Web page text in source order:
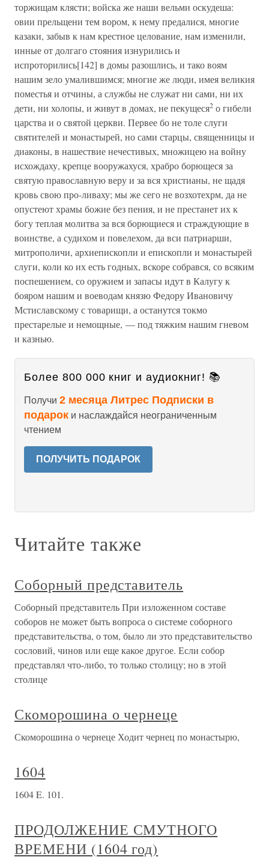
торжищам клясти; войска же наши вельми оскудеша:
овии прельщени тем вором, к нему предалися, многие
казаки, забыв к нам крестное целование, нам изменили,
инные от долгаго стояния изнурились и
испроторились[142] в домы разошлись, и тако воям
нашим зело умалившимся; многие же люди, имея великия
поместья и отчины, а службы не служат ни сами, ни их
дети, ни холопы, и живут в домах, не пекущеся2 о гибели
царства и о святой церкви. Первее бо не толе слуги
святителей и монастырей, но сами старцы, священницы и
диаконы, в нашествие нечестивых, множицею на войну
исхождаху, крепце вооружахуся, храбро борющеся за
святую православную веру и за вся христианы, не щадя
кровь свою про-ливаху; мы же сего не возхотехрм, да не
опустеют храмы божие без пения, и не престанет их к
богу теплая молитва за вся борющиеся и страждующие в
воинстве, а судихом и повелехом, да вси патриарши,
митрополичи, архиепископли и епископли и монастырей
слуги, коли ко их есть годных, вскоре собрався, со всяким
поспешением, со оружием и запасы идут в Калугу к
бояром нашим и воеводам князю Федору Ивановичу
Мстиславскому с товарищи, а останутся токмо
престарелые и немощные, — под тяжким нашим гневом
и казнью.
Более 800 000 книг и аудиокниг! 📚
Получи 2 месяца Литрес Подписки в
подарок и наслаждайся неограниченным
чтением
ПОЛУЧИТЬ ПОДАРОК
Читайте также
Соборный представитель
Соборный представитель При изложенном составе
соборов не может быть вопроса о системе соборного
представительства, о том, было ли это представительство
сословий, чинов или еще какое другое. Если собор
представлял что-либо, то только столицу; но в этой
столице
Скоморошина о чернеце
Скоморошина о чернеце Ходит чернец по монастырю,
1604
1604 E. 101.
ПРОДОЛЖЕНИЕ СМУТНОГО
ВРЕМЕНИ (1604 год)